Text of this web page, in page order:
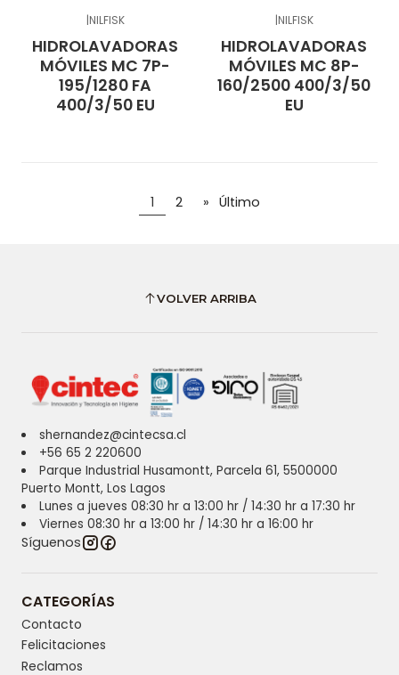
|NILFISK
HIDROLAVADORAS
MÓVILES MC 7P-
195/1280 FA
400/3/50 EU
|NILFISK
HIDROLAVADORAS
MÓVILES MC 8P-
160/2500 400/3/50
EU
1 2 » Último
VOLVER ARRIBA
shernandez@cintecsa.cl
+56 65 2 220600
Parque Industrial Husamontt, Parcela 61, 5500000
Puerto Montt, Los Lagos
Lunes a jueves 08:30 hr a 13:00 hr / 14:30 hr a 17:30 hr
Viernes 08:30 hr a 13:00 hr / 14:30 hr a 16:00 hr
Síguenos
CATEGORÍAS
Contacto
Felicitaciones
Reclamos